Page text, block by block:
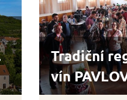
Tradiční
vín